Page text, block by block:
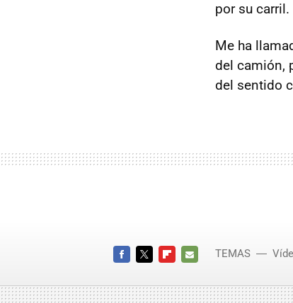
por su carril.
Me ha
del camión,
del sentido
MAIL
TEMAS